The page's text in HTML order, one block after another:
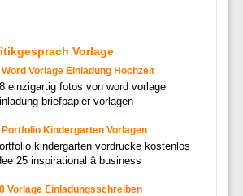
Vorlage
Word Vorlage Einladung Hochzeit
einzigartig fotos von word vorlage
briefpapier vorlagen
Portfolio Kindergarten Vorlagen
kindergarten vordrucke kostenlos
25 inspirational â business
Vorlage Einladungsschreiben